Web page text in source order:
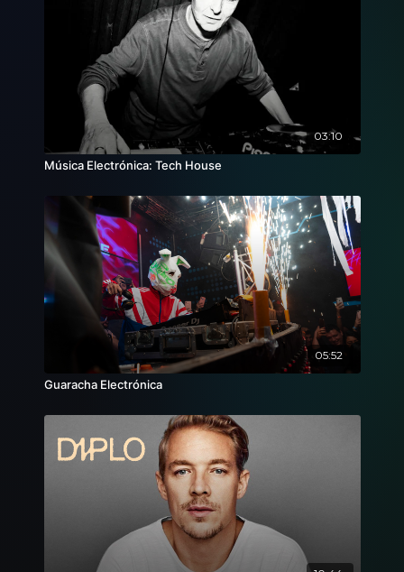
03:10
Música Electrónica: Tech House
05:52
Guaracha Electrónica